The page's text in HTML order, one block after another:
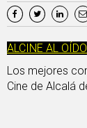
ALCINE AL OÍDO
Los mejores
Cine de Alcalá